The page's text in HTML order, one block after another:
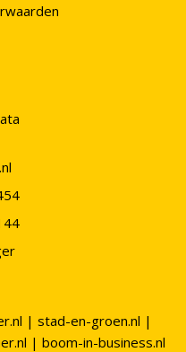
| stad-en-groen.nl |
| boom-in-business.nl